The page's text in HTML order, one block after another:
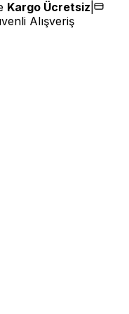
Kargo Ücretsiz
Alışveriş